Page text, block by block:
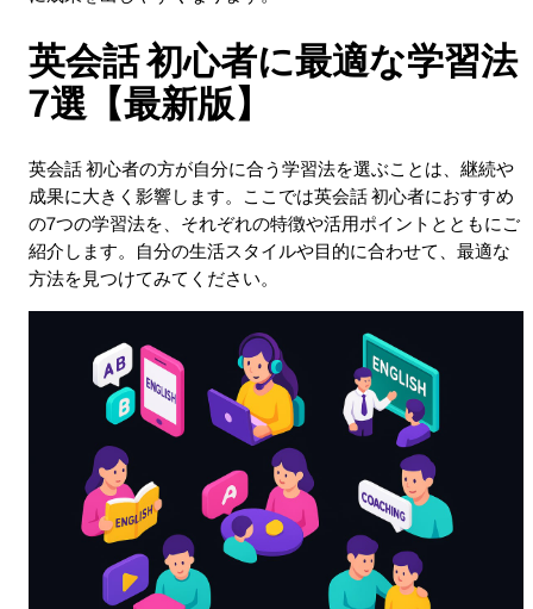
英会話 初心者に最適な学習法
7選【最新版】
英会話 初心者の方が自分に合う学習法を選ぶことは、継続や
成果に大きく影響します。ここでは英会話 初心者におすすめ
の7つの学習法を、それぞれの特徴や活用ポイントとともにご
紹介します。自分の生活スタイルや目的に合わせて、最適な
方法を見つけてみてください。